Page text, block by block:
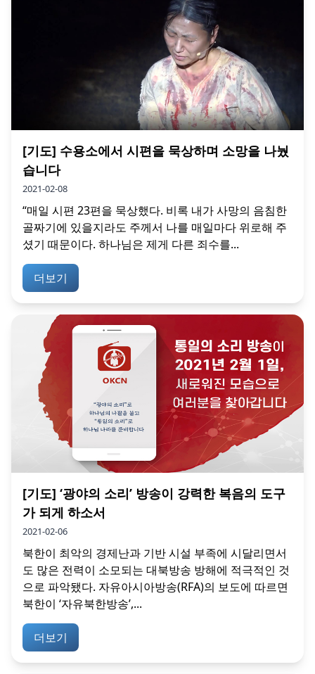
[기도] 수용소에서 시편을 묵상하며 소망을 나눴
습니다
2021-02-08
“매일 시편 23편을 묵상했다. 비록 내가 사망의 음침한
골짜기에 있을지라도 주께서 나를 매일마다 위로해 주
셨기 때문이다. 하나님은 제게 다른 죄수를...
더보기
[기도] ‘광야의 소리’ 방송이 강력한 복음의 도구
가 되게 하소서
2021-02-06
북한이 최악의 경제난과 기반 시설 부족에 시달리면서
도 많은 전력이 소모되는 대북방송 방해에 적극적인 것
으로 파악됐다. 자유아시아방송(RFA)의 보도에 따르면
북한이 ‘자유북한방송’,...
더보기